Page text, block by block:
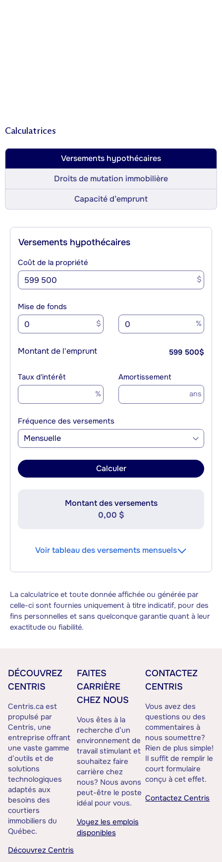
Calculatrices
Versements hypothécaires
Droits de mutation immobilière
Capacité d’emprunt
Versements hypothécaires
Coût de la propriété
$
Mise de fonds
$ %
Montant de l'emprunt 599 500$
Taux d'intérêt
%
Amortissement
ans
Fréquence des versements
Mensuelle
Calculer
Montant des versements
0,00 $
Voir tableau des versements mensuels
La calculatrice et toute donnée affichée ou générée par
celle-ci sont fournies uniquement à titre indicatif, pour des
fins personnelles et sans quelconque garantie quant à leur
exactitude ou fiabilité.
DÉCOUVREZ
CENTRIS
Centris.ca est
propulsé par
Centris, une
entreprise offrant
une vaste gamme
d’outils et de
solutions
technologiques
adaptés aux
besoins des
courtiers
immobiliers du
Québec.
Découvrez Centris
FAITES
CARRIÈRE
CHEZ NOUS
Vous êtes à la
recherche d’un
environnement de
travail stimulant et
souhaitez faire
carrière chez
nous? Nous avons
peut-être le poste
idéal pour vous.
Voyez les emplois
disponibles
CONTACTEZ
CENTRIS
Vous avez des
questions ou des
commentaires à
nous soumettre?
Rien de plus simple!
Il suffit de remplir le
court formulaire
conçu à cet effet.
Contactez Centris